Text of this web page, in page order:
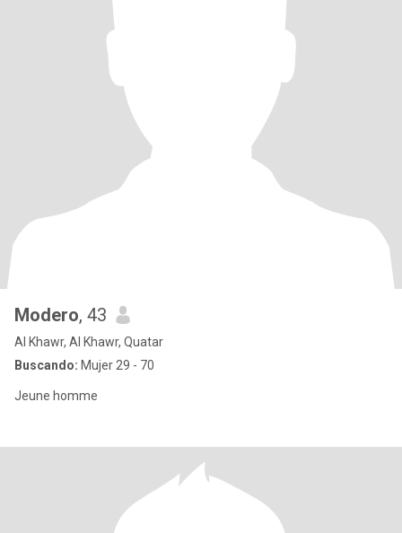
Modero, 43
Al Khawr, Al Khawr, Quatar
Buscando: Mujer 29 - 70
Jeune homme